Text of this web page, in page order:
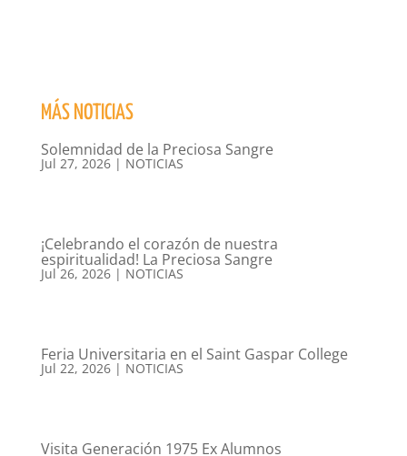
MÁS NOTICIAS
Solemnidad de la Preciosa Sangre
Jul 27, 2026| NOTICIAS
¡Celebrando el corazón de nuestra
espiritualidad! La Preciosa Sangre
Jul 26, 2026| NOTICIAS
Feria Universitaria en el Saint Gaspar College
Jul 22, 2026| NOTICIAS
Visita Generación 1975 Ex Alumnos